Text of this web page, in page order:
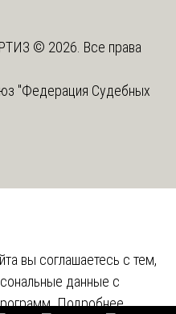
© 2026. Все права
"Федерация Судебных
вы соглашаетесь с тем,
данные с
Подробнее